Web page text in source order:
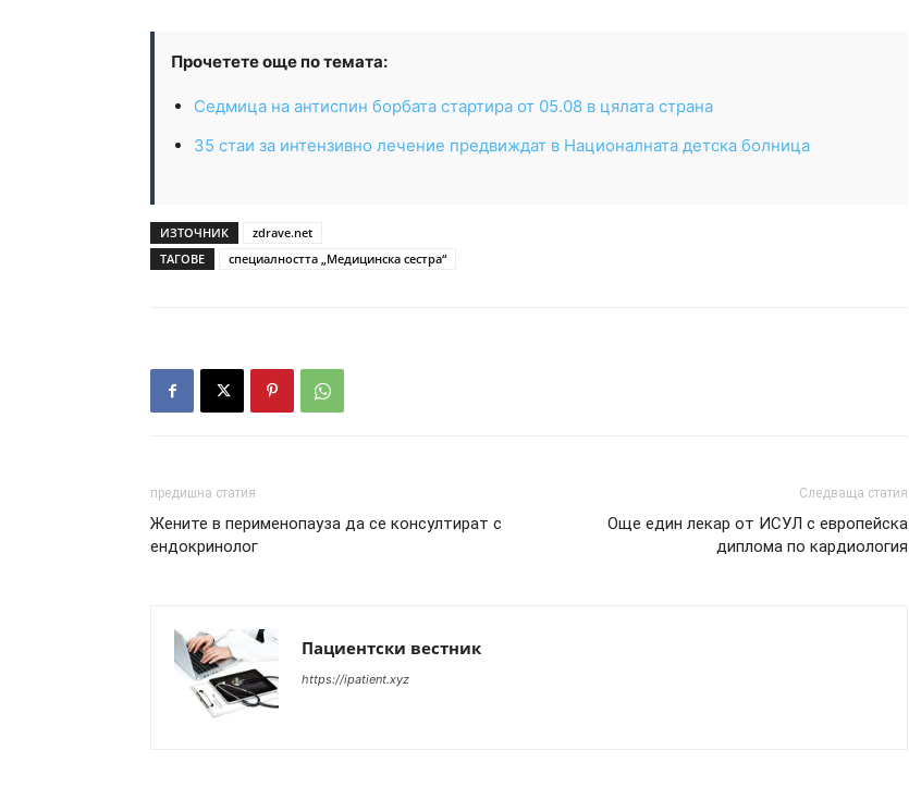
Прочетете още по темата:
Седмица на антиспин борбата стартира от 05.08 в цялата страна
35 стаи за интензивно лечение предвиждат в Националната детска болница
ИЗТОЧНИК
zdrave.net
ТАГОВЕ
специалността „Медицинска сестра“
предишна статия
Жените в перименопауза да се консултират с
ендокринолог
Следваща статия
Още един лекар от ИСУЛ с европейска
диплома по кардиология
Пациентски вестник
https://ipatient.xyz